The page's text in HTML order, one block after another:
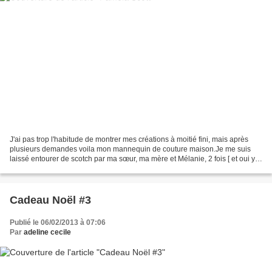
J'ai pas trop l'habitude de montrer mes créations à moitié fini, mais après
plusieurs demandes voila mon mannequin de couture maison.Je me suis
laissé entourer de scotch par ma sœur, ma mère et Mélanie, 2 fois [ et oui y
Cadeau Noël #3
Publié le 06/02/2013 à 07:06
Par adeline cecile